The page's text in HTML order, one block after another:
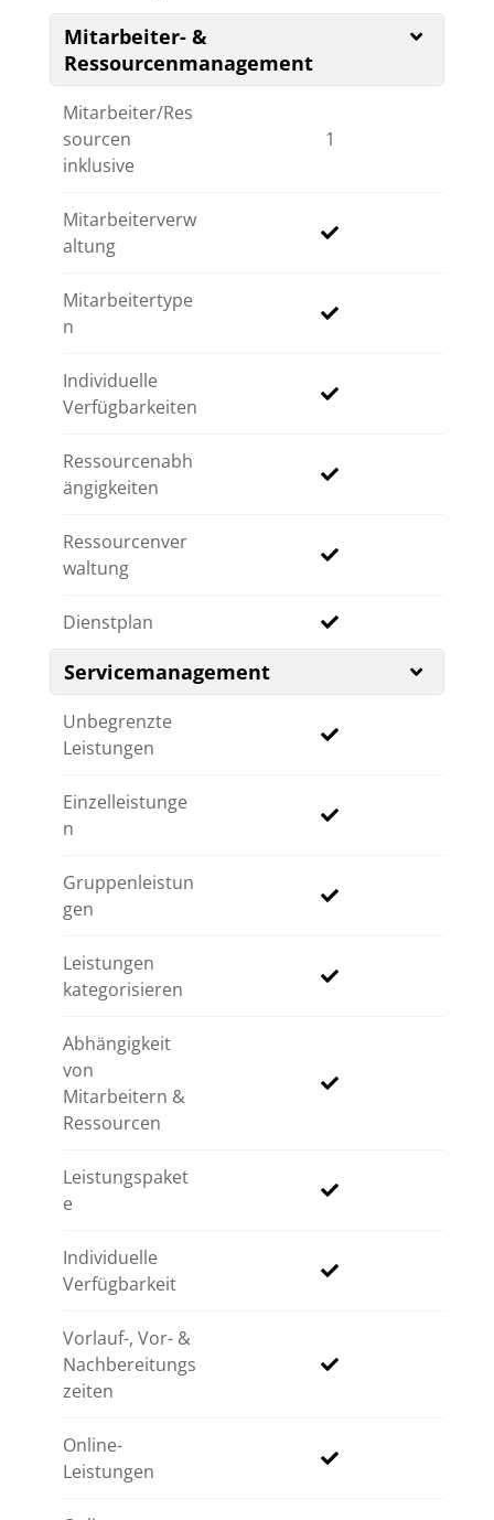
Mitarbeiter- &
Ressourcenmanagement
Mitarbeiter/Res
sourcen
inklusive
1
Mitarbeiterverw
altung
Mitarbeitertype
n
Individuelle
Verfügbarkeiten
Ressourcenabh
ängigkeiten
Ressourcenver
waltung
Dienstplan
Servicemanagement
Unbegrenzte
Leistungen
Einzelleistunge
n
Gruppenleistun
gen
Leistungen
kategorisieren
Abhängigkeit
von
Mitarbeitern &
Ressourcen
Leistungspaket
e
Individuelle
Verfügbarkeit
Vorlauf-, Vor- &
Nachbereitungs
zeiten
Online-
Leistungen